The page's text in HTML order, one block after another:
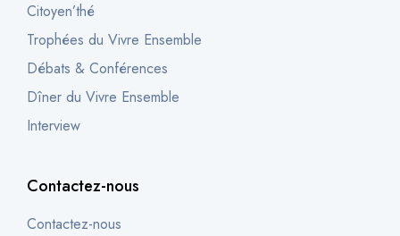
Citoyen’thé
Trophées du Vivre Ensemble
Débats & Conférences
Dîner du Vivre Ensemble
Interview
Contactez-nous
Contactez-nous